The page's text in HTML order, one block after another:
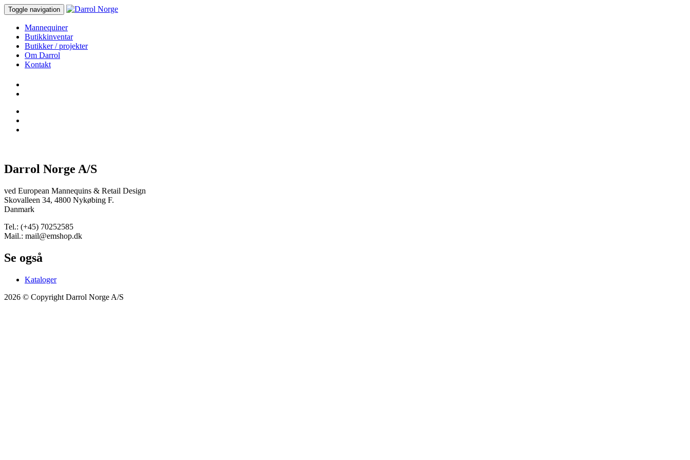
Toggle navigation
Mannequiner
Butikkinventar
Butikker / projekter
Om Darrol
Kontakt
Darrol Norge A/S
ved European Mannequins & Retail Design
Skovalleen 34, 4800 Nykøbing F.
Danmark
Tel.: (+45) 70252585
Mail.: mail@emshop.dk
Se også
Kataloger
2026 © Copyright Darrol Norge A/S